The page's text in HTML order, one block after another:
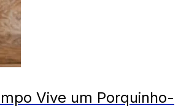
Vive um Porquinho-